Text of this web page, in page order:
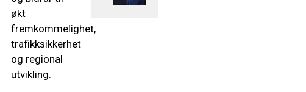
økt
fremkommelighet,
trafikksikkerhet
og regional
utvikling.